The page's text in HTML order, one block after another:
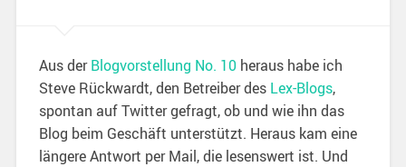
Aus derBlogvorstellung No. 10heraus habe ich
Steve Rückwardt, den Betreiber des Lex-Blogs,
spontan auf Twitter gefragt, ob und wie ihn das
Blog beim Geschäft unterstützt. Heraus kam eine
längere Antwort per Mail, die lesenswert ist. Und